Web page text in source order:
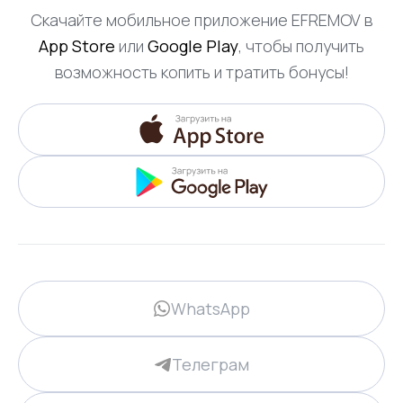
Скачайте мобильное приложение EFREMOV в
App Store или Google Play, чтобы получить
возможность копить и тратить бонусы!
WhatsApp
Телеграм